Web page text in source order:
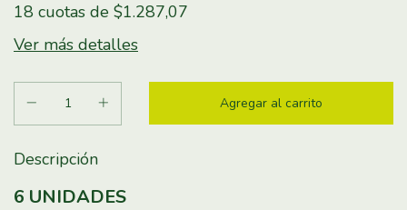
18 cuotas de $1.287,07
Ver más detalles
Descripción
6 UNIDADES